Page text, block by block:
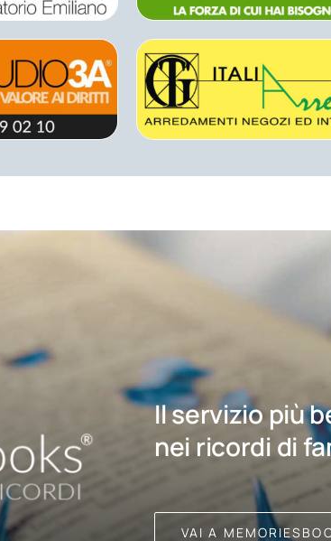
Il servizio più
nei ricordi di
VAI A